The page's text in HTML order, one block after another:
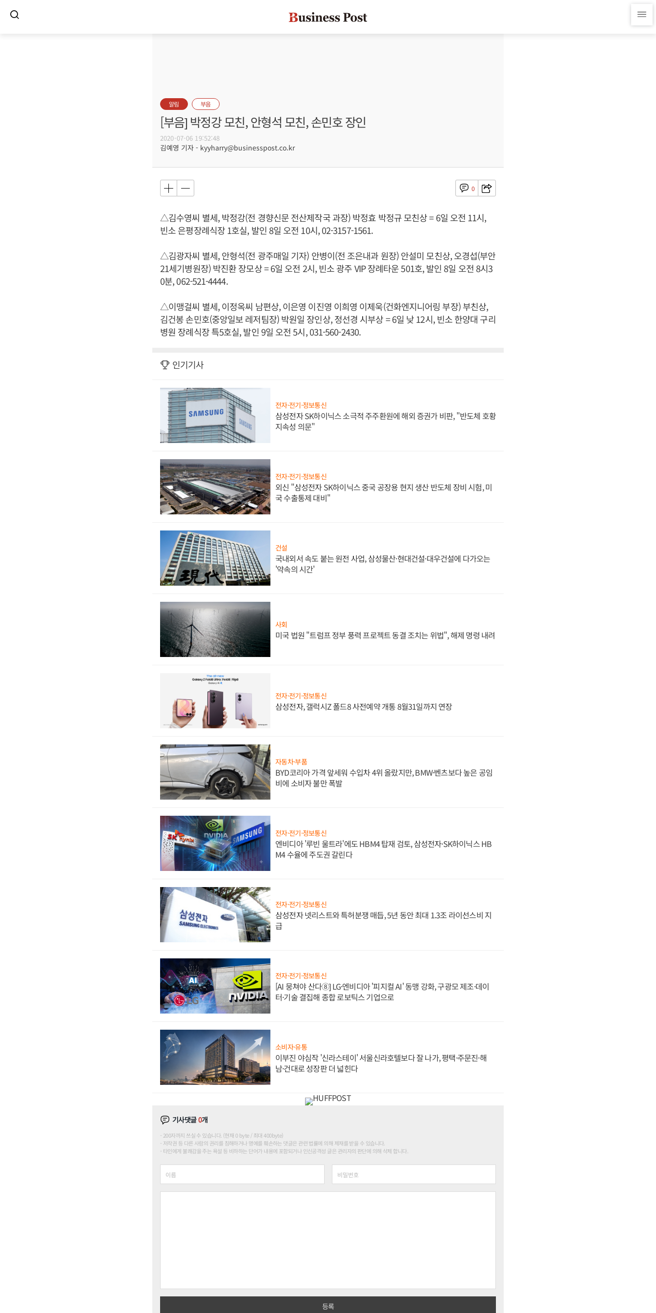
알림 부음
[부음] 박정강 모친, 안형석 모친, 손민호 장인
2020-07-06 19:52:48
김예영 기자 - kyyharry@businesspost.co.kr
0
△김수영씨 별세, 박정강(전 경향신문 전산제작국 과장) 박정효 박정규 모친상 = 6일 오전 11시,
빈소 은평장례식장 1호실, 발인 8일 오전 10시, 02-3157-1561.
△김광자씨 별세, 안형석(전 광주매일 기자) 안병이(전 조은내과 원장) 안설미 모친상, 오경섭(부안
21세기병원장) 박진환 장모상 = 6일 오전 2시, 빈소 광주 VIP 장례타운 501호, 발인 8일 오전 8시3
0분, 062-521-4444.
△이맹걸씨 별세, 이정옥씨 남편상, 이은영 이진영 이희영 이제욱(건화엔지니어링 부장) 부친상,
김건봉 손민호(중앙일보 레저팀장) 박원일 장인상, 정선경 시부상 = 6일 낮 12시, 빈소 한양대 구리
병원 장례식장 특5호실, 발인 9일 오전 5시, 031-560-2430.
인기기사
전자·전기·정보통신
삼성전자 SK하이닉스 소극적 주주환원에 해외 증권가 비판, "반도체 호황
지속성 의문"
전자·전기·정보통신
외신 "삼성전자 SK하이닉스 중국 공장용 현지 생산 반도체 장비 시험, 미
국 수출통제 대비"
건설
국내외서 속도 붙는 원전 사업, 삼성물산·현대건설·대우건설에 다가오는
'약속의 시간'
사회
미국 법원 "트럼프 정부 풍력 프로젝트 동결 조치는 위법", 해제 명령 내려
전자·전기·정보통신
삼성전자, 갤럭시Z 폴드8 사전예약 개통 8월31일까지 연장
자동차·부품
BYD코리아 가격 앞세워 수입차 4위 올랐지만, BMW·벤츠보다 높은 공임
비에 소비자 불만 폭발
전자·전기·정보통신
엔비디아 '루빈 울트라'에도 HBM4 탑재 검토, 삼성전자·SK하이닉스 HB
M4 수율에 주도권 갈린다
전자·전기·정보통신
삼성전자 넷리스트와 특허분쟁 매듭, 5년 동안 최대 1.3조 라이선스비 지
급
전자·전기·정보통신
[AI 뭉쳐야 산다⑧] LG·엔비디아 '피지컬 AI' 동맹 강화, 구광모 제조·데이
터·기술 결집해 종합 로보틱스 기업으로
소비자·유통
이부진 야심작 '신라스테이' 서울신라호텔보다 잘 나가, 평택·주문진·해
남·건대로 성장판 더 넓힌다
기사댓글0개
200자까지 쓰실 수 있습니다. (현재 0 byte / 최대 400byte)
저작권 등 다른 사람의 권리를 침해하거나 명예를 훼손하는 댓글은 관련 법률에 의해 제재를 받을 수 있습니다.
타인에게 불쾌감을 주는 욕설 등 비하하는 단어가 내용에 포함되거나 인신공격성 글은 관리자의 판단에 의해 삭제 합니다.